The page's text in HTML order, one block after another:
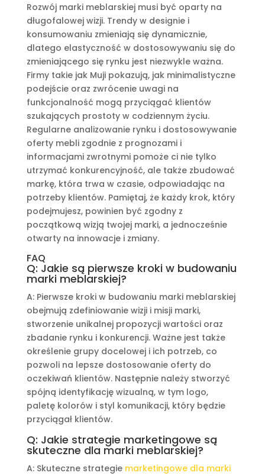
Rozwój marki meblarskiej musi być oparty na
długofalowej wizji. Trendy w designie i
konsumowaniu zmieniają się dynamicznie,
dlatego elastyczność w dostosowywaniu się do
zmieniającego się rynku jest niezwykle ważna.
Firmy takie jak Muji pokazują, jak minimalistyczne
podejście oraz zwrócenie uwagi na
funkcjonalność mogą przyciągać klientów
szukających prostoty w codziennym życiu.
Regularne analizowanie rynku i dostosowywanie
oferty mebli zgodnie z prognozami i
informacjami zwrotnymi pomoże ci nie tylko
utrzymać konkurencyjność, ale także zbudować
markę, która trwa w czasie, odpowiadając na
potrzeby klientów. Pamiętaj, że każdy krok, który
podejmujesz, powinien być zgodny z
początkową wizją twojej marki, a jednocześnie
otwarty na innowacje i zmiany.
FAQ
Q: Jakie są pierwsze kroki w budowaniu
marki meblarskiej?
A: Pierwsze kroki w budowaniu marki meblarskiej
obejmują zdefiniowanie wizji i misji marki,
stworzenie unikalnej propozycji wartości oraz
zbadanie rynku i konkurencji. Ważne jest także
określenie grupy docelowej i ich potrzeb, co
pozwoli na lepsze dostosowanie oferty do
oczekiwań klientów. Następnie należy stworzyć
spójną identyfikację wizualną, w tym logo,
paletę kolorów i styl komunikacji, który będzie
przyciągał klientów.
Q: Jakie strategie marketingowe są
skuteczne dla marki meblarskiej?
A: Skuteczne strategie marketingowe dla marki